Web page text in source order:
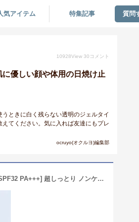
気アイテム 特集記事 質問
10928View 30 コメント
優しい顔や体用の日焼け止
ときに白く残らない透明のジェルタイ
てください。気に入れば友達にもプレ
ocruyo(オクルヨ)編集部
【公式】自然派 高保湿 UVモイストミルクセラミド 濃密クリーム [SPF32 PA+++] 超しっとり ノンケミカル日焼け止め・下地 豊かなコクのあるべース トーンアップ 敏感・乾燥肌のためのUV 石鹸オフOK日本製 30g